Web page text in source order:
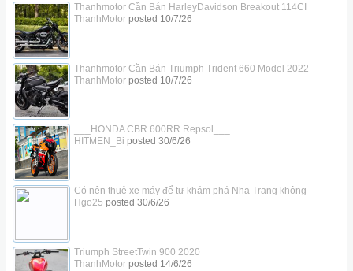
Thanhmotor Cần Bán HarleyDavidson Breakout 114CI
ThanhMotorposted 10/7/26
Thanhmotor Cần Bán Triumph Trident 660 Model 2022
ThanhMotorposted 10/7/26
___HONDA CBR 600RR Repsol___
HITMEN_Bi posted 30/6/26
Có nên thuê xe máy để tự khám phá Nha Trang không
Hgo25 posted 30/6/26
Triumph StreetTwin 900 2020
ThanhMotorposted 14/6/26